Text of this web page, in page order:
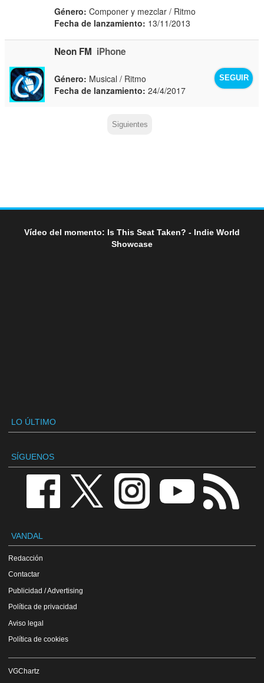
Género: Componer y mezclar / Ritmo
Fecha de lanzamiento: 13/11/2013
Neon FM iPhone
SEGUIR
Género: Musical / Ritmo
Fecha de lanzamiento: 24/4/2017
Siguientes
Vídeo del momento: Is This Seat Taken? - Indie World
Showcase
LO ÚLTIMO
SÍGUENOS
VANDAL
Redacción
Contactar
Publicidad / Advertising
Política de privacidad
Aviso legal
Política de cookies
VGChartz